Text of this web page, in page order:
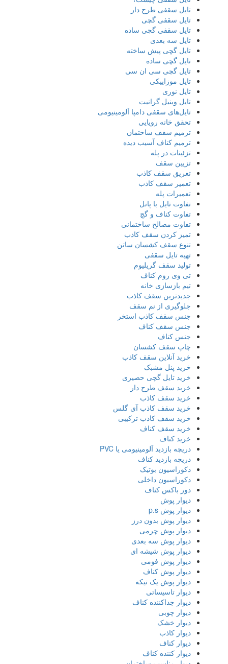
تایل سقفی طرح دار
تایل سقفی گچی
تایل سقفی گچی ساده
تایل سه بعدی
تایل گچی پیش ساخته
تایل گچی ساده
تایل گچی سی ان سی
تایل موزاییکی
تایل نوری
تایل وینیل گرانیت
تایل‌های سقفی دامپا آلومینیومی
تحقق خانه رویایی
ترمیم سقف ساختمان
ترمیم کناف آسیب دیده
تزئینات در پله
تزیین سقف
تعریق سقف کاذب
تعمیر سقف کاذب
تعمیرات پله
تفاوت تایل با پانل
تفاوت کناف و گچ
تفاوت مصالح ساختمانی
تمیز کردن سقف کاذب
تنوع سقف کشسان ساتن
تهیه تایل سقفی
تولید سقف گریلیوم
تی وی روم کناف
تیم بازسازی خانه
جدیدترین سقف کاذب
جلوگیری از نم سقف
جنس سقف کاذب استخر
جنس سقف کناف
جنس کناف
چاپ سقف کشسان
خرید آنلاین سقف کاذب
خرید پنل مشبک
خرید تایل گچی حصیری
خرید سقف طرح دار
خرید سقف کاذب
خرید سقف کاذب آی گلس
خرید سقف کاذب ترکیبی
خرید سقف کناف
خرید کناف
دریچه بازدید آلومینیومی یا PVC
دریچه بازدید کناف
دکوراسیون بوتیک
دکوراسیون داخلی
دور باکس کناف
دیوار پوش
دیوار پوش p.s
دیوار پوش بدون درز
دیوار پوش چرمی
دیوار پوش سه بعدی
دیوار پوش شیشه ای
دیوار پوش فومی
دیوار پوش کناف
دیوار پوش یک تیکه
دیوار تاسیساتی
دیوار جداکننده کناف
دیوار چوبی
دیوار خشک
دیوار کاذب
دیوار کناف
دیوار کننده کناف